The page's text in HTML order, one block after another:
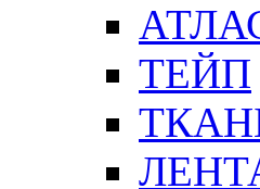
ТЕЙП